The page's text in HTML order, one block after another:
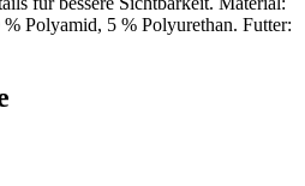
Polyamid, 5 % Polyurethan. Futter: